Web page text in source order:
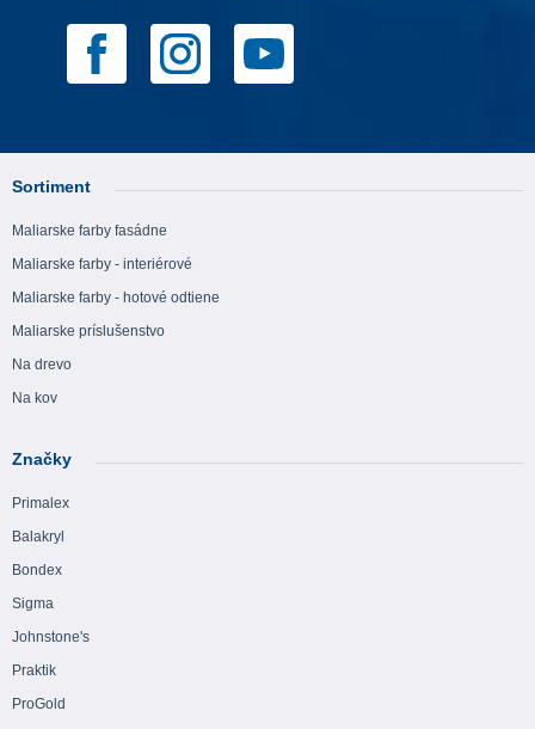
Sortiment
Maliarske farby fasádne
Maliarske farby - interiérové
Maliarske farby - hotové odtiene
Maliarske príslušenstvo
Na drevo
Na kov
Značky
Primalex
Balakryl
Bondex
Sigma
Johnstone's
Praktik
ProGold